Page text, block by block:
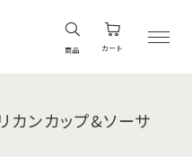
商品 カート
カンカップ&ソーサ